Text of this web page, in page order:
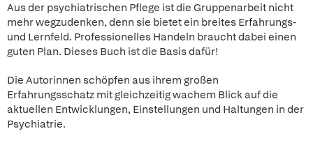
Aus der psychiatrischen Pflege ist die Gruppenarbeit nicht
mehr wegzudenken, denn sie bietet ein breites Erfahrungs-
und Lernfeld. Professionelles Handeln braucht dabei einen
guten Plan. Dieses Buch ist die Basis dafür!
Die Autorinnen schöpfen aus ihrem großen
Erfahrungsschatz mit gleichzeitig wachem Blick auf die
aktuellen Entwicklungen, Einstellungen und Haltungen in der
Psychiatrie.